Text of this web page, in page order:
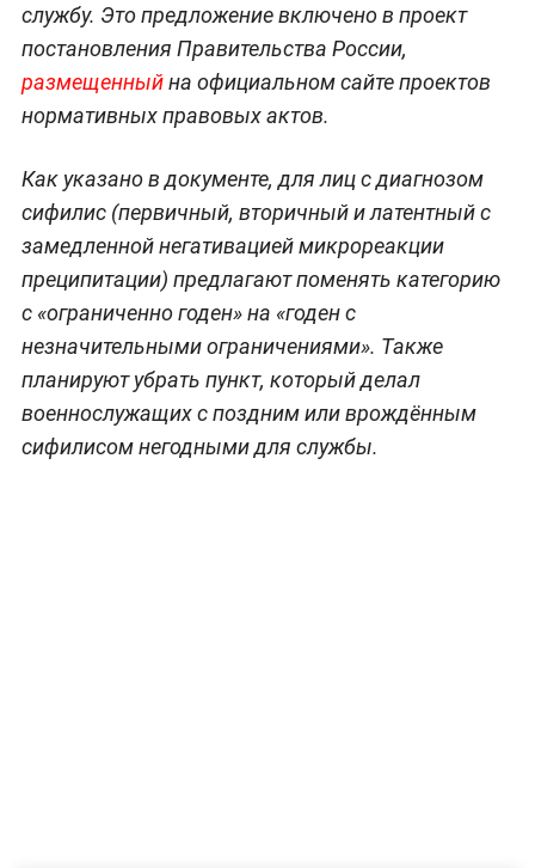
службу. Это предложение включено в проект
постановления Правительства России,
размещенныйна официальном сайте проектов
нормативных правовых актов.
Как указано в документе, для лиц с диагнозом
сифилис (первичный, вторичный и латентный с
замедленной негативацией микрореакции
преципитации) предлагают поменять категорию
с «ограниченно годен» на «годен с
незначительными ограничениями». Также
планируют убрать пункт, который делал
военнослужащих с поздним или врождённым
сифилисом негодными для службы.